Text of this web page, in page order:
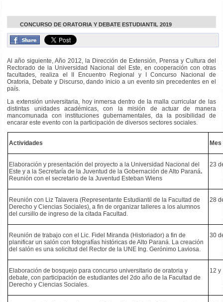
CONCURSO DE ORATORIA Y DEBATE ESTUDIANTIL 2019
Al año siguiente, Año 2012, la Dirección de Extensión, Prensa y Cultura del
Rectorado de la Universidad Nacional del Este, en cooperación con otras
facultades, realiza el II Encuentro Regional y I Concurso Nacional de
Oratoria, Debate y Discurso, dando inicio a un evento sin precedentes en el
país.
La extensión universitaria, hoy inmersa dentro de la malla curricular de las
distintas unidades académicas, con la misión de actuar de manera
mancomunada con instituciones gubernamentales, da la posibilidad de
encarar este evento con la participación de diversos sectores sociales.
Actividades Mes
Elaboración y presentación del proyecto a la Universidad Nacional del
Este y a la Secretaría de la Juventud de la Gobernación de Alto Paraná.
Reunión con el secretario de la Juventud Esteban Wiens
23
Reunión con Liz Talavera (Representante Estudiantil de la Facultad de
Derecho y Ciencias Sociales), a fin de organizar talleres a los alumnos
del cursillo de ingreso de la citada Facultad.
28
Reunión de trabajo con el Lic. Fidel Miranda (Historiador) a fin de
planificar un salón con fotografías históricas de Alto Paraná. La creación
del salón es una solicitud del Rector de la UNE Ing. Gerónimo Laviosa.
30
Elaboración de bosquejo para concurso universitario de oratoria y
debate, con participación de estudiantes del 2do año de la Facultad de
Derecho y Ciencias Sociales.
12 y